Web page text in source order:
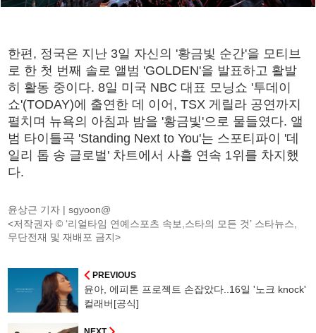
한편, 정국은 지난 3일 자신의 '황금빛 순간'을 모티브
로 한 첫 번째 솔로 앨범 'GOLDEN'을 발표하고 활발
히 활동 중이다. 8일 미국 NBC 대표 모닝쇼 '투데이
쇼'(TODAY)에 출연한 데 이어, TSX 게릴라 공연까지
펼치며 뉴욕의 아침과 밤을 '황금빛'으로 물들였다. 앨
범 타이틀곡 'Standing Next to You'는 스포티파이 '데
일리 톱 송 글로벌' 차트에서 사흘 연속 1위를 차지했
다.
윤상근 기자 |sgyoon@
<저작권자 © ‘리얼타임 연예스포츠 속보,스타의 모든 것’ 스타뉴스,
무단전재 및 재배포 금지>
PREVIOUS
윤아, 에피톤 프로젝트 손잡았다..16일 '노크 knock'
컬래버[공식]